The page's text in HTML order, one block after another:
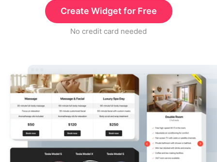
Create Widget for Free
No credit card needed